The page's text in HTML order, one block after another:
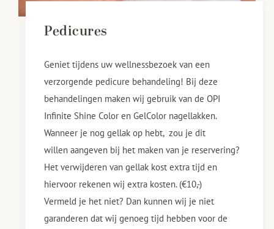
Pedicures
Geniet tijdens uw wellnessbezoek van een
verzorgende pedicure behandeling! Bij deze
behandelingen maken wij gebruik van de OPI
Infinite Shine Color en GelColor nagellakken.
Wanneer je nog gellak op hebt, zou je dit
willen aangeven bij het maken van je reservering?
Het verwijderen van gellak kost extra tijd en
hiervoor rekenen wij extra kosten. (€10,-)
Vermeld je het niet? Dan kunnen wij je niet
garanderen dat wij genoeg tijd hebben voor de